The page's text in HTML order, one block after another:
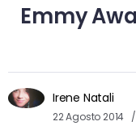
Emmy
Irene Natali
22 Agosto 2014